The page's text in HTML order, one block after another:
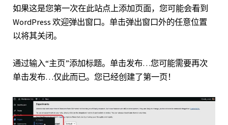
如果这是您第一次在此站点上添加页面，您可能会看到
WordPress 欢迎弹出窗口。单击弹出窗口外的任意位置
以将其关闭。
通过输入“主页”添加标题。单击发布…您可能需要再次
单击发布…仅此而已。您已经创建了第一页！